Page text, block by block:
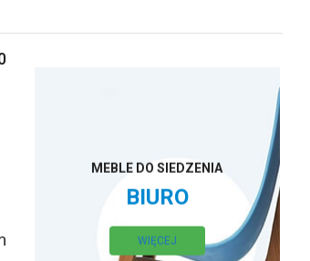
MEBLE DO SIEDZENIA
BIURO
WIĘCEJ